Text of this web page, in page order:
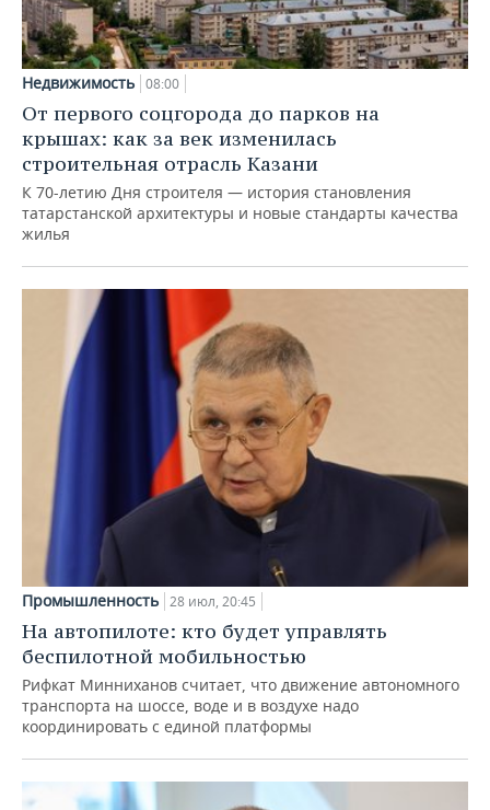
Недвижимость 08:00
От первого соцгорода до парков на
крышах: как за век изменилась
строительная отрасль Казани
К 70-летию Дня строителя — история становления
татарстанской архитектуры и новые стандарты качества
жилья
Промышленность 28 июл, 20:45
На автопилоте: кто будет управлять
беспилотной мобильностью
Рифкат Минниханов считает, что движение автономного
транспорта на шоссе, воде и в воздухе надо
координировать с единой платформы